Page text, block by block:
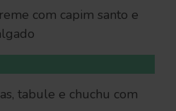
com capim santo e
tabule e chuchu com